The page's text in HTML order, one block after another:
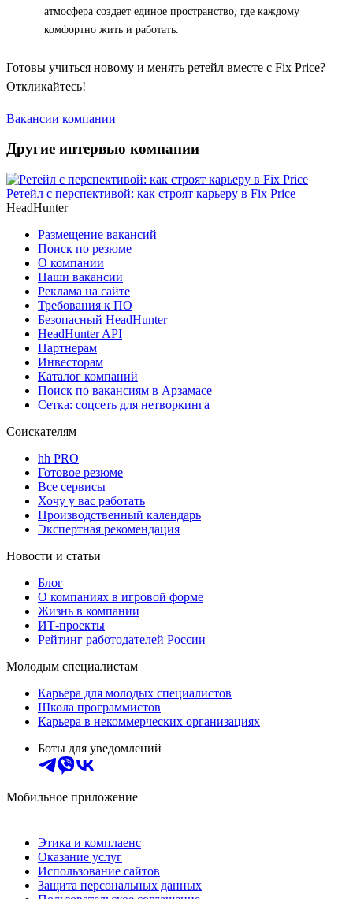
атмосфера создает единое пространство, где каждому
комфортно жить и работать.
Готовы учиться новому и менять ретейл вместе с Fix Price?
Откликайтесь!
Вакансии компании
Другие интервью компании
Ретейл с перспективой: как строят карьеру в Fix Price
HeadHunter
Размещение вакансий
Поиск по резюме
О компании
Наши вакансии
Реклама на сайте
Требования к ПО
Безопасный HeadHunter
HeadHunter API
Партнерам
Инвесторам
Каталог компаний
Поиск по вакансиям в Арзамасе
Сетка: соцсеть для нетворкинга
Соискателям
hh PRO
Готовое резюме
Все сервисы
Хочу у вас работать
Производственный календарь
Экспертная рекомендация
Новости и статьи
Блог
О компаниях в игровой форме
Жизнь в компании
ИТ-проекты
Рейтинг работодателей России
Молодым специалистам
Карьера для молодых специалистов
Школа программистов
Карьера в некоммерческих организациях
Боты для уведомлений
Мобильное приложение
Этика и комплаенс
Оказание услуг
Использование сайтов
Защита персональных данных